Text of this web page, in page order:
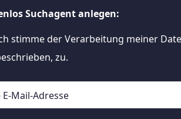
Suchagent anlegen:
stimme der Verarbeitung meiner
zu.